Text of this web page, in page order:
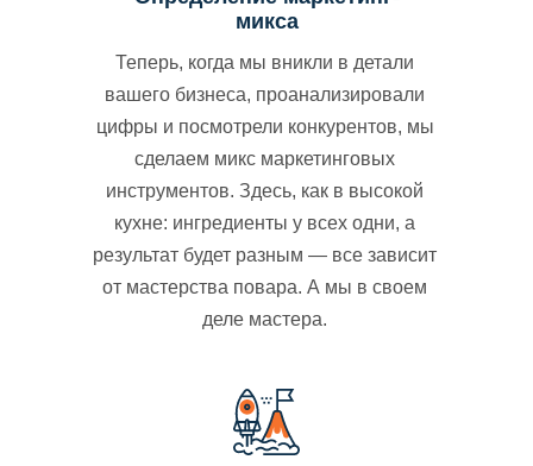
микса
Теперь, когда мы вникли в детали
вашего бизнеса, проанализировали
цифры и посмотрели конкурентов, мы
сделаем микс маркетинговых
инструментов. Здесь, как в высокой
кухне: ингредиенты у всех одни, а
результат будет разным — все зависит
от мастерства повара. А мы в своем
деле мастера.